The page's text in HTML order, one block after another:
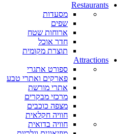
Restaurants
מסעדות
שפים
ארוחות שטח
חדר אוכל
תוצרת מקומית
Attractions
ספורט אתגרי
פארקים ואתרי טבע
אתרי מורשת
מרכזי מבקרים
מצפה כוכבים
חוויה חקלאית
חוויה בדואית